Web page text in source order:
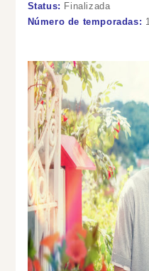
Status: Finalizada
Número de temporadas: